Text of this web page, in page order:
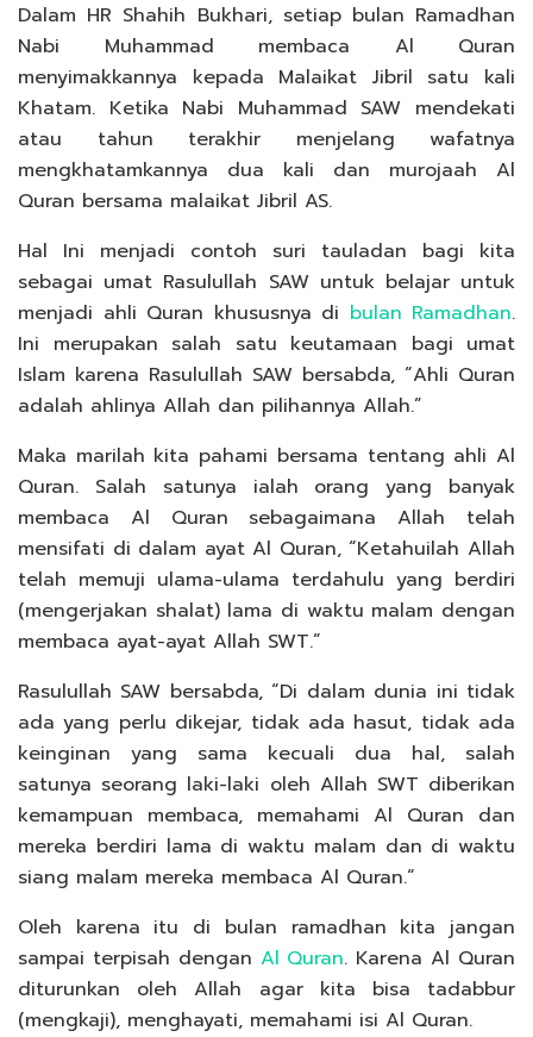
Dalam HR Shahih Bukhari, setiap bulan Ramadhan
Nabi Muhammad membaca Al Quran
menyimakkannya kepada Malaikat Jibril satu kali
Khatam. Ketika Nabi Muhammad SAW mendekati
atau tahun terakhir menjelang wafatnya
mengkhatamkannya dua kali dan murojaah Al
Quran bersama malaikat Jibril AS.
Hal Ini menjadi contoh suri tauladan bagi kita
sebagai umat Rasulullah SAW untuk belajar untuk
menjadi ahli Quran khususnya di bulan Ramadhan.
Ini merupakan salah satu keutamaan bagi umat
Islam karena Rasulullah SAW bersabda, “Ahli Quran
adalah ahlinya Allah dan pilihannya Allah.”
Maka marilah kita pahami bersama tentang ahli Al
Quran. Salah satunya ialah orang yang banyak
membaca Al Quran sebagaimana Allah telah
mensifati di dalam ayat Al Quran, “Ketahuilah Allah
telah memuji ulama-ulama terdahulu yang berdiri
(mengerjakan shalat) lama di waktu malam dengan
membaca ayat-ayat Allah SWT.”
Rasulullah SAW bersabda, “Di dalam dunia ini tidak
ada yang perlu dikejar, tidak ada hasut, tidak ada
keinginan yang sama kecuali dua hal, salah
satunya seorang laki-laki oleh Allah SWT diberikan
kemampuan membaca, memahami Al Quran dan
mereka berdiri lama di waktu malam dan di waktu
siang malam mereka membaca Al Quran.“
Oleh karena itu di bulan ramadhan kita jangan
sampai terpisah dengan Al Quran. Karena Al Quran
diturunkan oleh Allah agar kita bisa tadabbur
(mengkaji), menghayati, memahami isi Al Quran.⁠⁠⁠⁠